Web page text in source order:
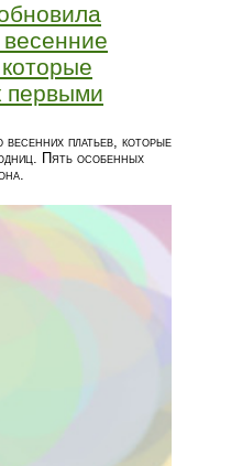
первыми
платьев, которые
Пять особенных